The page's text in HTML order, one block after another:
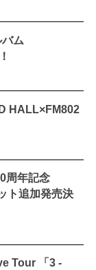
ム
HALL×FM802
周年記念
ト追加発売決
Tour 「3 -